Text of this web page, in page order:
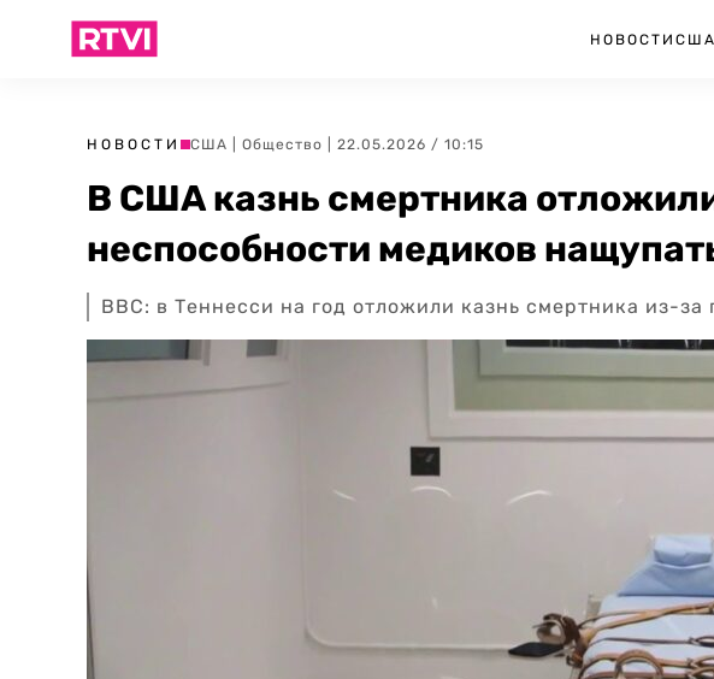
НОВОСТИ США
НОВОСТИ США Общество | 22.05.2026 / 10:15
В США казнь смертника
неспособности медиков
ВВС: в Теннесси на год отложили казнь смертника из-за